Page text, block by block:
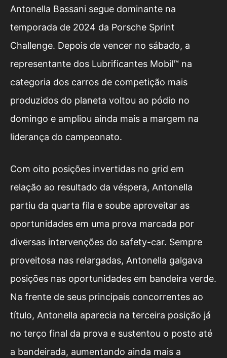
Antonella Bassani segue dominante na
temporada de 2024 da Porsche Sprint
Challenge. Depois de vencer no sábado, a
representante dos Lubrificantes Mobil™ na
categoria dos carros de competição mais
produzidos do planeta voltou ao pódio no
domingo e ampliou ainda mais a margem na
liderança do campeonato.
Com oito posições invertidas no grid em
relação ao resultado da véspera, Antonella
partiu da quarta fila e soube aproveitar as
oportunidades em uma prova marcada por
diversas intervenções do safety-car. Sempre
proveitosa nas relargadas, Antonella galgava
posições nas oportunidades em bandeira verde.
Na frente de seus principais concorrentes ao
título, Antonella aparecia na terceira posição já
no terço final da prova e sustentou o posto até
a bandeirada, aumentando ainda mais a